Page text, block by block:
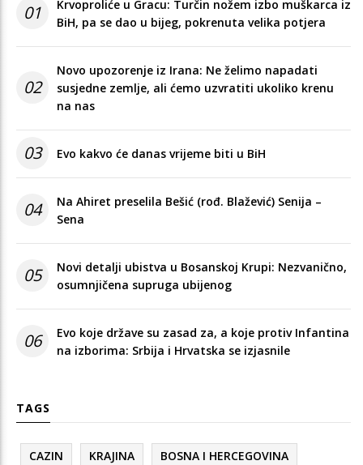
01
Krvoproliće u Gracu: Turčin nožem izbo muškarca iz
BiH, pa se dao u bijeg, pokrenuta velika potjera
02
Novo upozorenje iz Irana: Ne želimo napadati
susjedne zemlje, ali ćemo uzvratiti ukoliko krenu
na nas
03 Evo kakvo će danas vrijeme biti u BiH
04
Na Ahiret preselila Bešić (rođ. Blažević) Senija –
Sena
05
Novi detalji ubistva u Bosanskoj Krupi: Nezvanično,
osumnjičena supruga ubijenog
06
Evo koje države su zasad za, a koje protiv Infantina
na izborima: Srbija i Hrvatska se izjasnile
TAGS
CAZIN KRAJINA BOSNA I HERCEGOVINA